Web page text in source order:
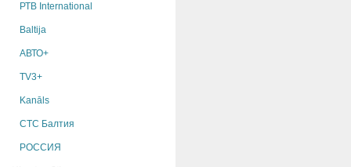
РТB International
Baltija
АВТО+
TV3+
Kanāls
СТС Балтия
РОССИЯ